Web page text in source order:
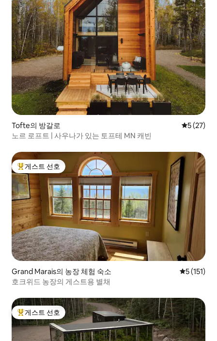
Tofte의 방갈로 평점 5점
5 (27)
노르 로프트 | 사우나가 있는 토프테 MN 캐빈
상위 게스트 선호
게스트 선호
Grand Marais의 농장 체험 숙소 평점 5점(5
5 (151)
호크위드 농장의 게스트용 별채
상위 게스트 선호
게스트 선호